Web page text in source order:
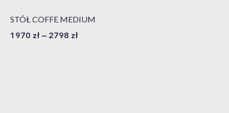
STÓŁ COFFE MEDIUM
1970 zł – 2798 zł